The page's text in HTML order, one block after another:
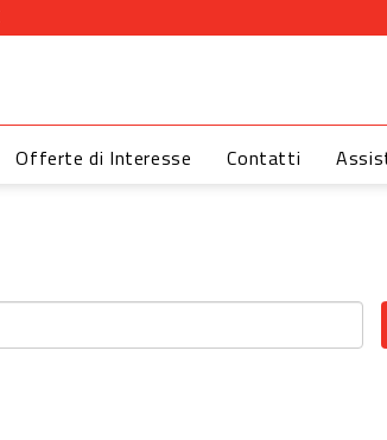
Offerte di Interesse Contatti